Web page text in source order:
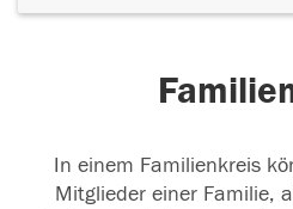
In einem Familienkreis
Mitglieder einer Familie,